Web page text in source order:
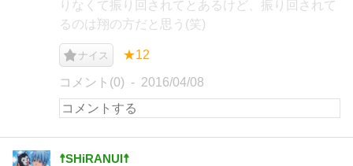
りなくて振り回されてとあるけど、振り回されて
るのは翔の方だと思う(笑)
ナイス ★12
コメント(0) 2016/04/08
☨SHiRANUI☨